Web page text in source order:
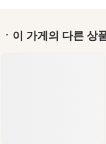
ㆍ이 가게의 다른 상